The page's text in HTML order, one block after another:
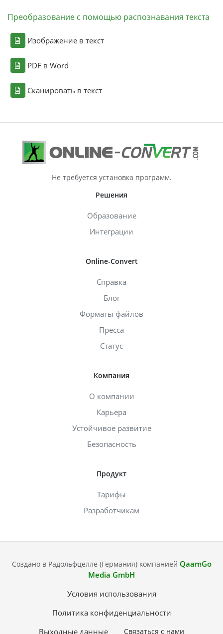
Преобразование с помощью распознавания текста
Изображение в текст
PDF в Word
Сканировать в текст
Не требуется установка программ.
Решения
Образование
Интеграции
Online-Convert
Справка
Блог
Форматы файлов
Пресса
Статус
Компания
О компании
Карьера
Устойчивое развитие
Безопасность
Продукт
Тарифы
Разработчикам
Создано в Радольфцелле (Германия) компанией QaamGo
Media GmbH
Условия использования
Политика конфиденциальности
Выходные данные
Связаться с нами